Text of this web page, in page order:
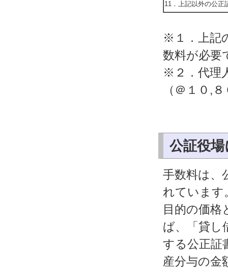
11．上記以外の公正
※１．上記
数料が必要
※２．代理
（＠１０,
公証役
手数料は、
れています
目的の価格
ば、「貸し
する公正証
産分与の金